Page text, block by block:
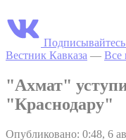
Вестник Кавказа — Все
"Ахмат"
"Краснодару"
Опубликовано: 0:48, 6